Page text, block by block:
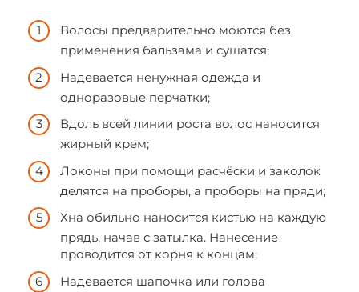
Волосы предварительно моются без
применения бальзама и сушатся;
Надевается ненужная одежда и
одноразовые перчатки;
Вдоль всей линии роста волос наносится
жирный крем;
Локоны при помощи расчёски и заколок
делятся на проборы, а проборы на пряди;
Хна обильно наносится кистью на каждую
прядь, начав с затылка. Нанесение
проводится от корня к концам;
Надевается шапочка или голова